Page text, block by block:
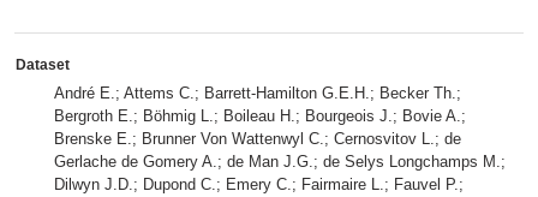
Dataset
André E.; Attems C.; Barrett-Hamilton G.E.H.; Becker Th.;
Bergroth E.; Böhmig L.; Boileau H.; Bourgeois J.; Bovie A.;
Brenske E.; Brunner Von Wattenwyl C.; Cernosvitov L.; de
Gerlache de Gomery A.; de Man J.G.; de Selys Longchamps M.;
Dilwyn J.D.; Dupond C.; Emery C.; Fairmaire L.; Fauvel P.;